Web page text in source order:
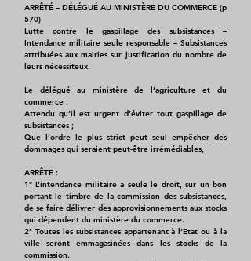
ARRÊTÉ – DÉLÉGUÉ AU MINISTÈRE DU COMMERCE (p
570)
Lutte contre le gaspillage des subsistances –
Intendance militaire seule responsable – Subsistances
attribuées aux mairies sur justification du nombre de
leurs nécessiteux.
Le délégué au ministère de l’agriculture et du
commerce :
Attendu qu’il est urgent d’éviter tout gaspillage de
subsistances ;
Que l’ordre le plus strict peut seul empêcher des
dommages qui seraient peut-être irrémédiables,
ARRÊTE :
1° L’intendance militaire a seule le droit, sur un bon
portant le timbre de la commission des subsistances,
de se faire délivrer des approvisionnements aux stocks
qui dépendent du ministère du commerce.
2° Toutes les subsistances appartenant à l’Etat ou à la
ville seront emmagasinées dans les stocks de la
commission.